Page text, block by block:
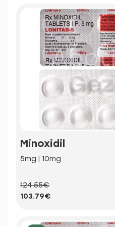
Minoxidil
5mg | 10mg
124.55€
103.79€